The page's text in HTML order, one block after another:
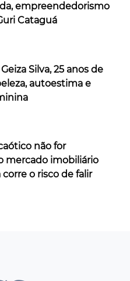
empreendedorismo
Cataguá
Silva, 25 anos de
autoestima e
não for
mercado imobiliário
o risco de falir